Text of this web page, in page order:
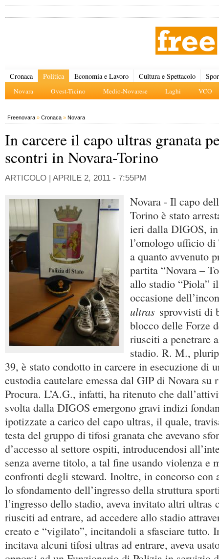
Cronaca Politica
Novara Ovest-Ticino Medio-Novarese Laghi VCO
Economia e Lavoro Cultura e Spettacolo
Freenovara » Cronaca » Novara
In carcere il capo ultras granata
scontri in Novara-Torino
ARTICOLO | APRILE 2, 2011 - 7:55PM
Novara - Il capo
Torino è stato
ieri dalla DIGOS,
l’omologo ufficio
a quanto avvenuto
partita “Novara –
allo stadio “Piola”
occasione
ultras sprovvisti di
blocco delle Forze
riusciti a penetrare
stadio. R. M.,
39, è stato condotto in carcere in esecuzione di
custodia cautelare emessa dal GIP di Novara su
Procura. L’A.G., infatti, ha ritenuto che
svolta dalla DIGOS emergono gravi indizi
ipotizzate a carico del capo ultras, il quale,
testa del gruppo di tifosi granata che avevano
d’accesso al settore ospiti, introducendosi
senza averne titolo, a tal fine usando violenza e
confronti degli steward. Inoltre, in concorso con
lo sfondamento dell’ingresso della struttura
l’ingresso dello stadio, aveva invitato altri ultras
riusciti ad entrare, ad accedere allo stadio
creato e “vigilato”, incitandoli a sfasciare tutto.
incitava alcuni tifosi ultras ad entrare, aveva